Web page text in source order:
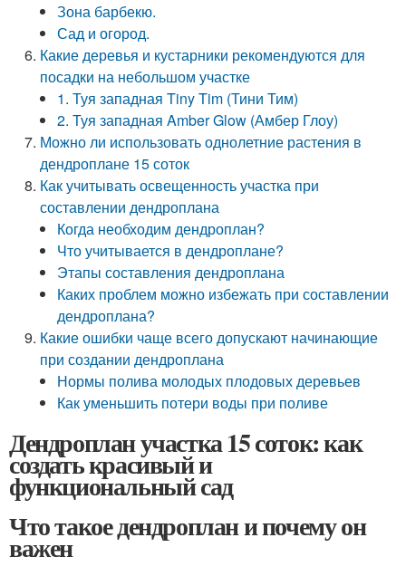
Зона барбекю.
Сад и огород.
Какие деревья и кустарники рекомендуются для
посадки на небольшом участке
1. Туя западная Tiny Tim (Тини Тим)
2. Туя западная Amber Glow (Амбер Глоу)
Можно ли использовать однолетние растения в
дендроплане 15 соток
Как учитывать освещенность участка при
составлении дендроплана
Когда необходим дендроплан?
Что учитывается в дендроплане?
Этапы составления дендроплана
Каких проблем можно избежать при составлении
дендроплана?
Какие ошибки чаще всего допускают начинающие
при создании дендроплана
Нормы полива молодых плодовых деревьев
Как уменьшить потери воды при поливе
Дендроплан участка 15 соток: как
создать красивый и
функциональный сад
Что такое дендроплан и почему он
важен